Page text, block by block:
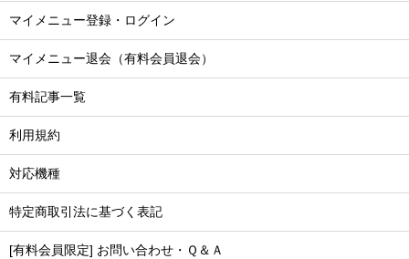
マイメニュー登録・ログイン
マイメニュー退会（有料会員退会）
有料記事一覧
利用規約
対応機種
特定商取引法に基づく表記
[有料会員限定] お問い合わせ・Ｑ＆Ａ